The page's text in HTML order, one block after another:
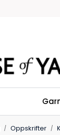
Oppskrifter